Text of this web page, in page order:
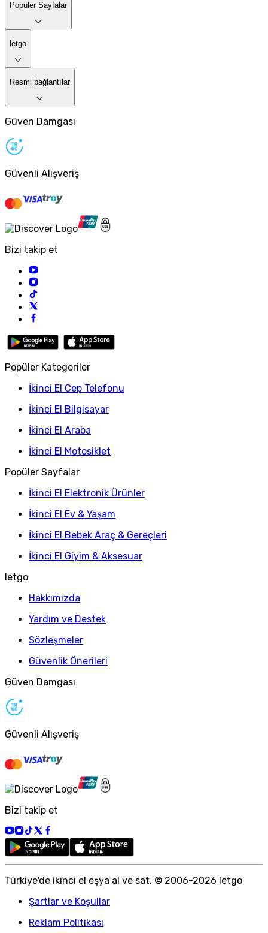
Popüler Sayfalar
letgo
Resmi bağlantılar
Güven Damgası
Güvenli Alışveriş
Bizi takip et
Popüler Kategoriler
İkinci El Cep Telefonu
İkinci El Bilgisayar
İkinci El Araba
İkinci El Motosiklet
Popüler Sayfalar
İkinci El Elektronik Ürünler
İkinci El Ev & Yaşam
İkinci El Bebek Araç & Gereçleri
İkinci El Giyim & Aksesuar
letgo
Hakkımızda
Yardım ve Destek
Sözleşmeler
Güvenlik Önerileri
Güven Damgası
Güvenli Alışveriş
Bizi takip et
Türkiye'de ikinci el eşya al ve sat. © 2006-2026 letgo
Şartlar ve Koşullar
Reklam Politikası